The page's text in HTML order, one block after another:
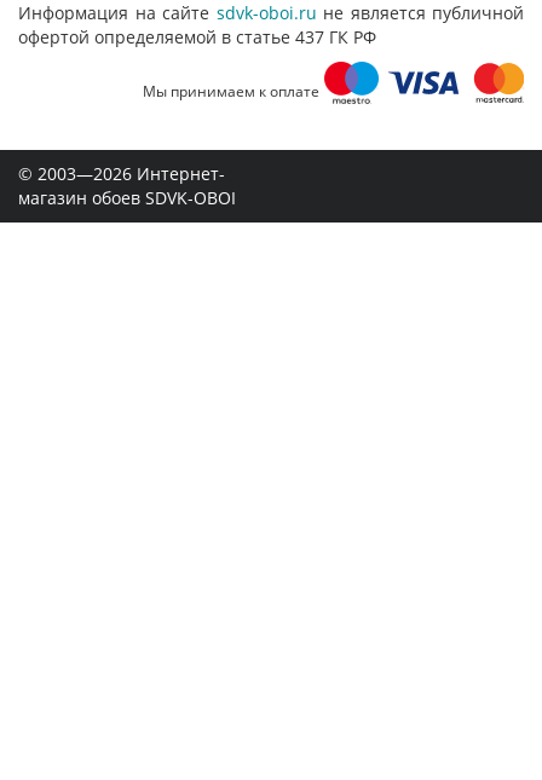
Информация на сайте sdvk-oboi.ru не является публичной
офертой определяемой в статье 437 ГК РФ
Мы принимаем к оплате
© 2003—2026 Интернет-
магазин обоев SDVK-OBOI